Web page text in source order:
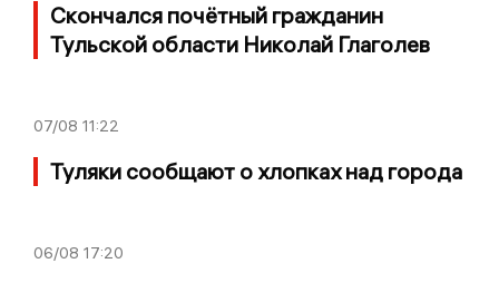
Скончался почётный гражданин
Тульской области Николай Глаголев
07/08 11:22
Туляки сообщают о хлопках над города
06/08 17:20